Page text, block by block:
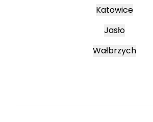
Katowice
Jasło
Wałbrzych